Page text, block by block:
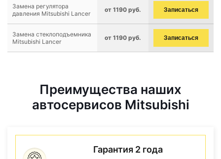
Замена регулятора
давления Mitsubishi Lancer
от 1190 руб. Записаться
Замена стеклоподъемника
Mitsubishi Lancer
от 1190 руб. Записаться
Преимущества наших
автосервисов Mitsubishi
Гарантия 2 года